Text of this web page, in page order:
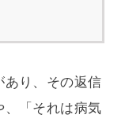
り、その返信
「それは病気